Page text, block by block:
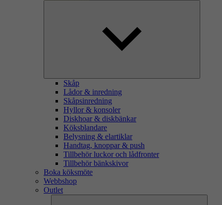
Skåp
Lådor & inredning
Skåpsinredning
Hyllor & konsoler
Diskhoar & diskbänkar
Köksblandare
Belysning & elartiklar
Handtag, knoppar & push
Tillbehör luckor och lådfronter
Tillbehör bänkskivor
Boka köksmöte
Webbshop
Outlet